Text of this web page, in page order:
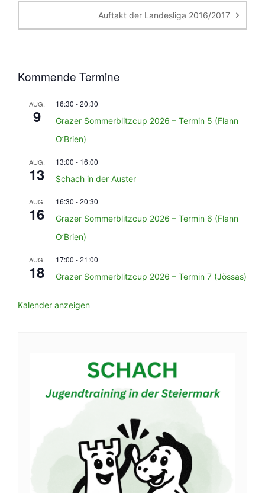
Auftakt der Landesliga 2016/2017
Kommende Termine
AUG.
9
16:30 -20:30
Grazer Sommerblitzcup 2026 – Termin 5 (Flann
O’Brien)
AUG.
13
13:00 - 16:00
Schach in der Auster
AUG.
16
16:30 -20:30
Grazer Sommerblitzcup 2026 – Termin 6 (Flann
O’Brien)
AUG.
18
17:00 -21:00
Grazer Sommerblitzcup 2026 – Termin 7 (Jössas)
Kalender anzeigen